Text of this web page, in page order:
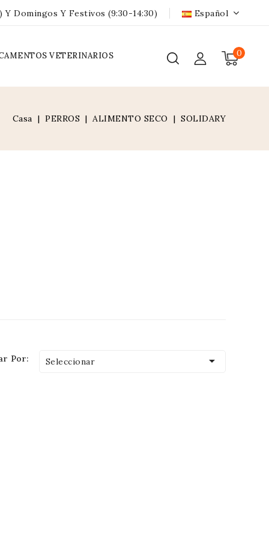
Y Domingos Y Festivos (9:30-14:30) Español
0
VETERINARIOS
Casa PERROS ALIMENTO SECO SOLIDARY
Por: Seleccionar 